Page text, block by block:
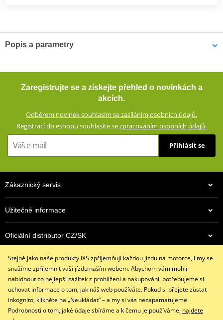
Popis a parametry
Materiál GERMADURA® 600D odolný proti oděru (100%
polyester)
Klimatická membrána GERMATEX® Z-Liner (voděodolná,
větruodolná, prodyšná)
Výškově nastavitelné chrániče loktů a ramen (CE certifikované,
vyjímatelné)
Oblasti náchylné při pádu zesílené dvojitou vrstvou materiálu
Reflexní prvky
Síťovaná vnitřní podšívka (100% polyester)
Zapínání rukávů pomocí dvou suchých zipů a zipu
Dvojité přední kapsy
Velká zadní kapsa
Poutko pro spojení s džínami
Dostupné v pánské i dámské verzi (dámská verze: ZG55023)
PDF size chart GMS
PDF GMS SIZE
Zaregistrujte se a získejte přehled o novinkách a
akcích.
Odběrem novinek souhlasím se zasíláním osobních údajů.
Registrací do eshopu souhlasíte sezpracováním osobních údajů.
Přihlásit se
Zákaznický servis
Užitečné informace
Oficiální distributor CZ/SK
Kontaktujte nás
info@ixs-motopoint.cz
Po - Pá (8:00 - 16:30)
Stejně jako naše produkty iXS zpříjemňují každou jízdu na motorce, i my se
snažíme zpříjemnit vaši jízdu naším webem. Abychom vám mohli
nabídnout co nejlepší zážitek z prohlížení a nakupování, potřebujeme si
uchovat informace o tom, jak náš web používáte. Pokud si přejete zůstat
inkognito, klikněte na „Neukládat“ – a my si vás nezapamatujeme.
Podrobnosti o tom, jaké údaje sbíráme a k čemu je používáme, najdete